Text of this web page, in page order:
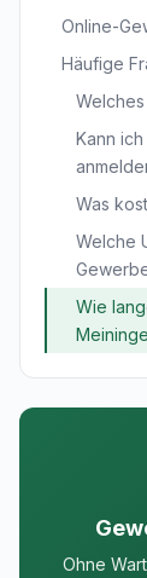
Online-
Häufige
Kann
Was
Welche
Wie
Ohne